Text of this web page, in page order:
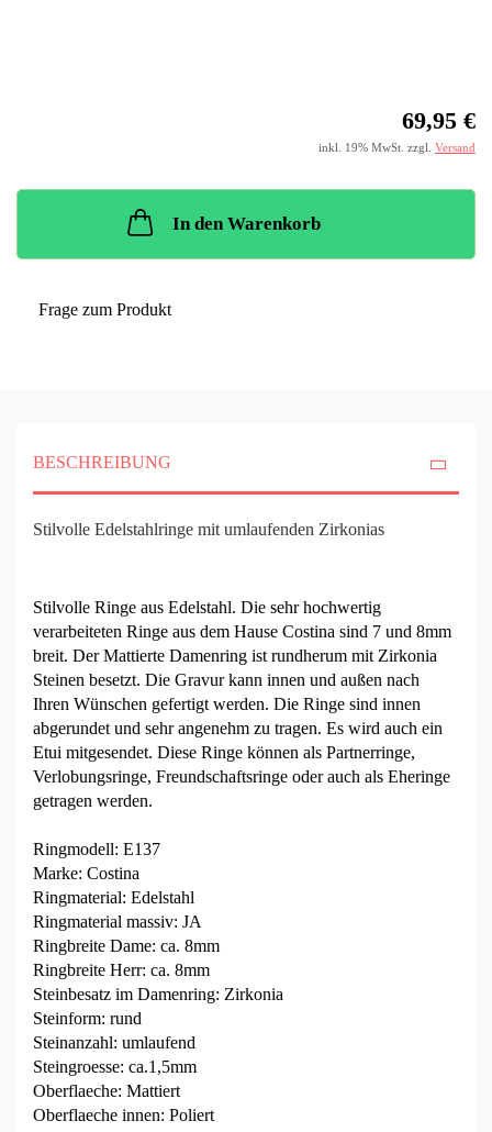
69,95 €
inkl. 19% MwSt. zzgl. Versand
In den Warenkorb
Frage zum Produkt
BESCHREIBUNG
Stilvolle Edelstahlringe mit umlaufenden Zirkonias
Stilvolle Ringe aus Edelstahl. Die sehr hochwertig
verarbeiteten Ringe aus dem Hause Costina sind 7 und 8mm
breit. Der Mattierte Damenring ist rundherum mit Zirkonia
Steinen besetzt. Die Gravur kann innen und außen nach
Ihren Wünschen gefertigt werden. Die Ringe sind innen
abgerundet und sehr angenehm zu tragen. Es wird auch ein
Etui mitgesendet. Diese Ringe können als Partnerringe,
Verlobungsringe, Freundschaftsringe oder auch als Eheringe
getragen werden.
Ringmodell: E137
Marke: Costina
Ringmaterial: Edelstahl
Ringmaterial massiv: JA
Ringbreite Dame: ca. 8mm
Ringbreite Herr: ca. 8mm
Steinbesatz im Damenring: Zirkonia
Steinform: rund
Steinanzahl: umlaufend
Steingroesse: ca.1,5mm
Oberflaeche: Mattiert
Oberflaeche innen: Poliert